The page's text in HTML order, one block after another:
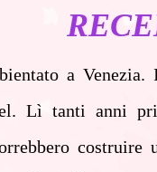
a
Lì tanti anni